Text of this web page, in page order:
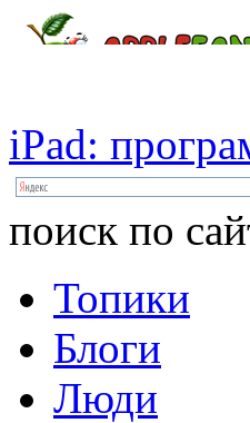
iPad:
поиск по
Топики
Блоги
Люди